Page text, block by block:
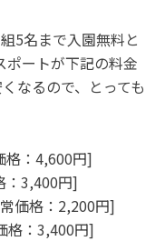
5名まで入園無料と
ポートが下記の料金
なるので、とっても
格：4,600円]
：3,400円]
価格：2,200円]
格：3,400円]